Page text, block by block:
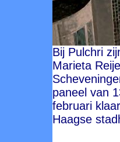
Bij Pulchri
Marieta
paneel van
februari
Haagse